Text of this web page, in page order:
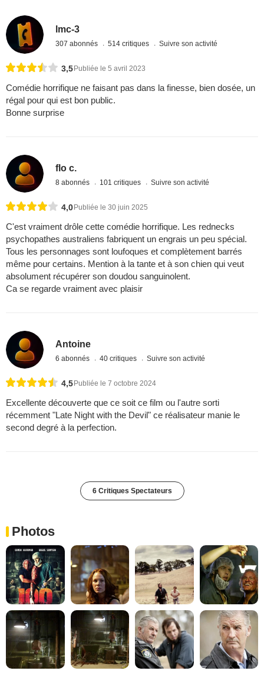
lmc-3
307 abonnés 514 critiques Suivre son activité
3,5Publiée le 5 avril 2023
Comédie horrifique ne faisant pas dans la finesse, bien dosée, un
régal pour qui est bon public.
Bonne surprise
flo c.
8 abonnés 101 critiques Suivre son activité
4,0Publiée le 30 juin 2025
C'est vraiment drôle cette comédie horrifique. Les rednecks
psychopathes australiens fabriquent un engrais un peu spécial.
Tous les personnages sont loufoques et complètement barrés
même pour certains. Mention à la tante et à son chien qui veut
absolument récupérer son doudou sanguinolent.
Ca se regarde vraiment avec plaisir
Antoine
6 abonnés 40 critiques Suivre son activité
4,5 Publiée le 7 octobre 2024
Excellente découverte que ce soit ce film ou l'autre sorti
récemment "Late Night with the Devil" ce réalisateur manie le
second degré à la perfection.
6 Critiques Spectateurs
Photos